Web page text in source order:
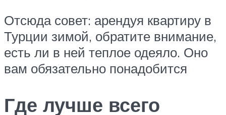
Отсюда совет: арендуя квартиру в
Турции зимой, обратите внимание,
есть ли в ней теплое одеяло. Оно
вам обязательно понадобится
Где лучше всего